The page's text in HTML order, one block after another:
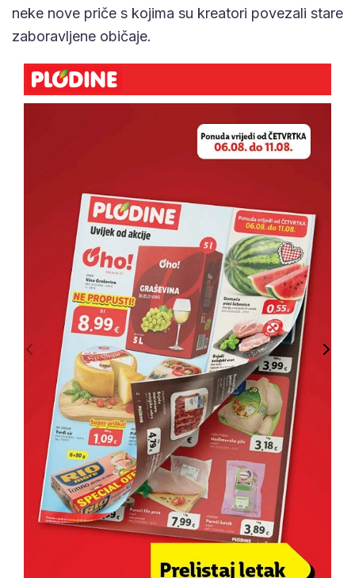
neke nove priče s kojima su kreatori povezali stare
zaboravljene običaje.